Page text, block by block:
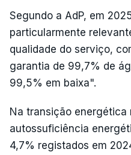
Segundo a AdP, em
particularmente
qualidade do serviço,
garantia de 99,7% de
99,5% em baixa".
Na transição
autossuficiência
4,7% registados em